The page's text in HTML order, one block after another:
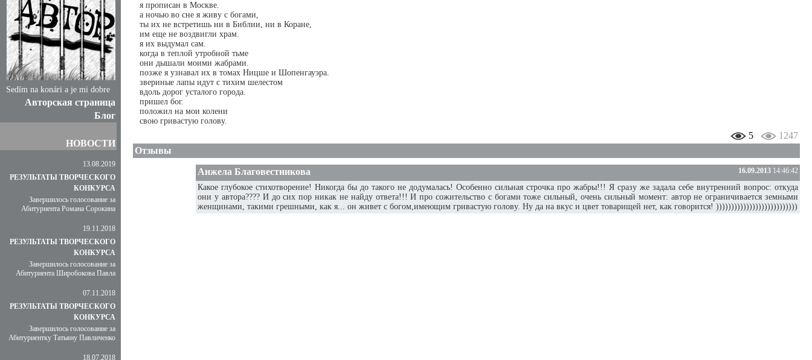
Sedím na konári a je mi dobre
Авторская страница
Блог
НОВОСТИ
13.08.2019
РЕЗУЛЬТАТЫ ТВОРЧЕСКОГО
КОНКУРСА
Завершилось голосование за
Абитуриента Романа Сорокина
19.11.2018
РЕЗУЛЬТАТЫ ТВОРЧЕСКОГО
КОНКУРСА
Завершилось голосование за
Абитуриента Широбокова Павла
07.11.2018
РЕЗУЛЬТАТЫ ТВОРЧЕСКОГО
КОНКУРСА
Завершилось голосование за
Абитуриентку Татьяну Павличенко
18.07.2018
я прописан в Москве.
а ночью во сне я живу с богами,
ты их не встретишь ни в Библии, ни в Коране,
им еще не воздвигли храм.
я их выдумал сам.
когда в теплой утробной тьме
они дышали моими жабрами.
позже я узнавал их в томах Ницше и Шопенгауэра.
звериные лапы идут с тихим шелестом
вдоль дорог усталого города.
пришел бог.
положил на мои колени
свою гривастую голову.
5
1247
Отзывы
Анжела Благовестникова 16.09.2013 14:46:42
Какое глубокое стихотворение! Никогда бы до такого не додумалась! Особенно сильная строчка про жабры!!! Я сразу же задала себе внутренний вопрос: откуда
они у автора???? И до сих пор никак не найду ответа!!! И про сожительство с богами тоже сильный, очень сильный момент: автор не ограничивается земными
женщинами, такими грешными, как я... он живет с богом,имеющим гривастую голову. Ну да на вкус и цвет товарищей нет, как говорится! )))))))))))))))))))))))))))